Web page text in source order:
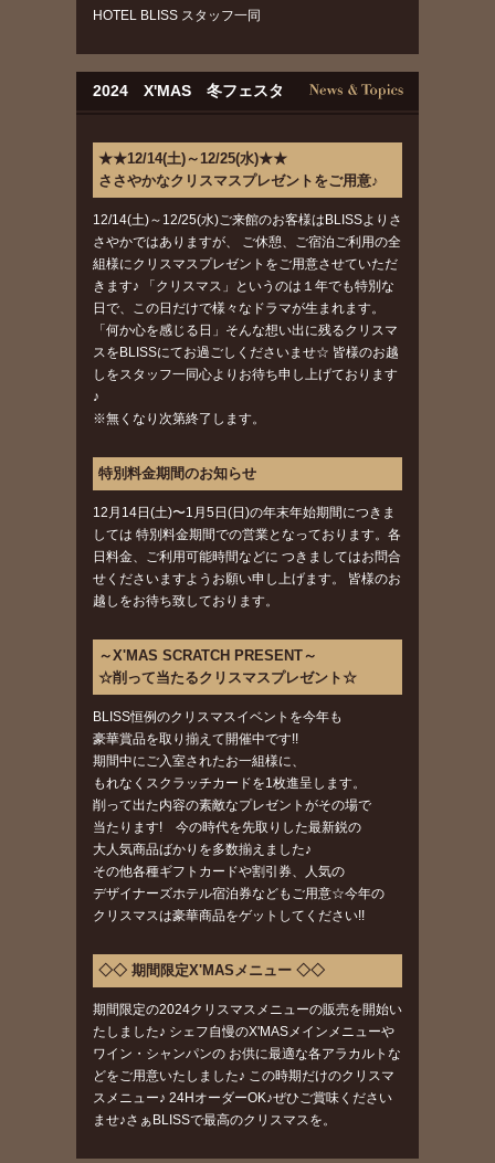
HOTEL BLISS スタッフ一同
2024 X'MAS 冬フェスタ
★★12/14(土)～12/25(水)★★
ささやかなクリスマスプレゼントをご用意♪
12/14(土)～12/25(水)ご来館のお客様はBLISSよりさ
さやかではありますが、 ご休憩、ご宿泊ご利用の全
組様にクリスマスプレゼントをご用意させていただ
きます♪ 「クリスマス」というのは１年でも特別な
日で、この日だけで様々なドラマが生まれます。
「何か心を感じる日」そんな想い出に残るクリスマ
スをBLISSにてお過ごしくださいませ☆ 皆様のお越
しをスタッフ一同心よりお待ち申し上げております
♪
※無くなり次第終了します。
特別料金期間のお知らせ
12月14日(土)〜1月5日(日)の年末年始期間につきま
しては 特別料金期間での営業となっております。各
日料金、ご利用可能時間などに つきましてはお問合
せくださいますようお願い申し上げます。 皆様のお
越しをお待ち致しております。
～X'MAS SCRATCH PRESENT～
☆削って当たるクリスマスプレゼント☆
BLISS恒例のクリスマスイベントを今年も
豪華賞品を取り揃えて開催中です!!
期間中にご入室されたお一組様に、
もれなくスクラッチカードを1枚進呈します。
削って出た内容の素敵なプレゼントがその場で
当たります! 今の時代を先取りした最新鋭の
大人気商品ばかりを多数揃えました♪
その他各種ギフトカードや割引券、人気の
デザイナーズホテル宿泊券などもご用意☆今年の
クリスマスは豪華商品をゲットしてください!!
◇◇ 期間限定X'MASメニュー ◇◇
期間限定の2024クリスマスメニューの販売を開始い
たしました♪ シェフ自慢のX'MASメインメニューや
ワイン・シャンパンの お供に最適な各アラカルトな
どをご用意いたしました♪ この時期だけのクリスマ
スメニュー♪ 24HオーダーOK♪ぜひご賞味ください
ませ♪さぁBLISSで最高のクリスマスを。